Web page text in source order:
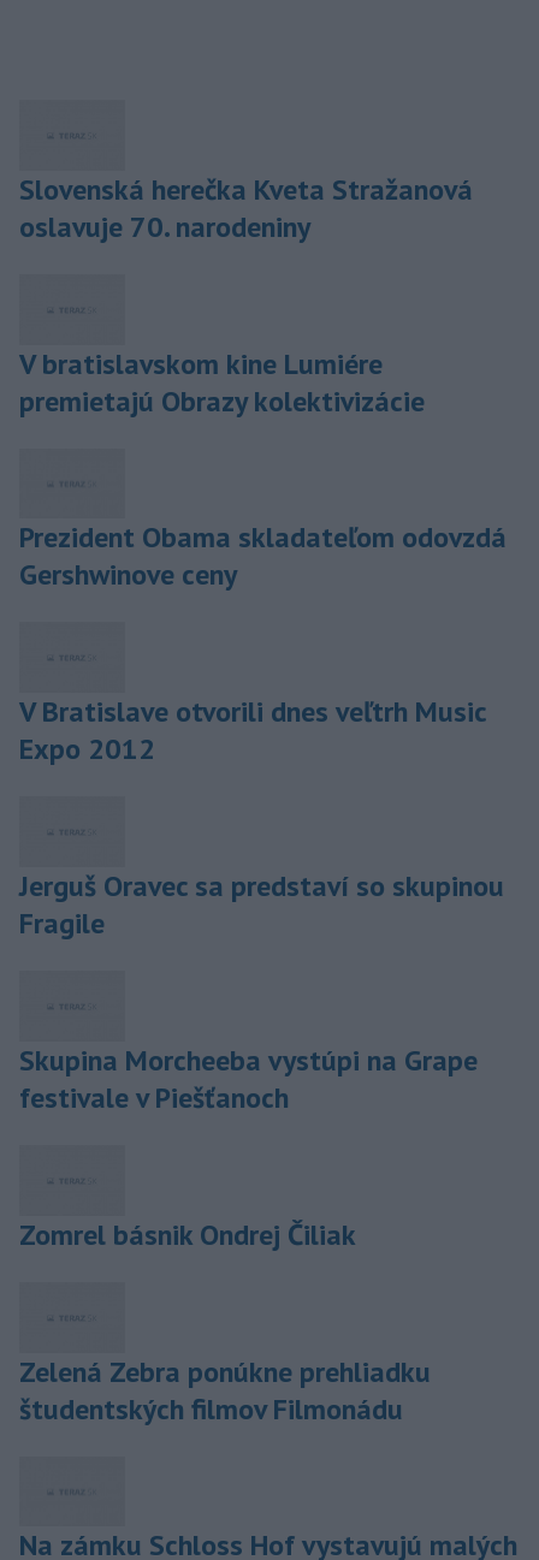
Slovenská herečka Kveta Stražanová
oslavuje 70. narodeniny
V bratislavskom kine Lumiére
premietajú Obrazy kolektivizácie
Prezident Obama skladateľom odovzdá
Gershwinove ceny
V Bratislave otvorili dnes veľtrh Music
Expo 2012
Jerguš Oravec sa predstaví so skupinou
Fragile
Skupina Morcheeba vystúpi na Grape
festivale v Piešťanoch
Zomrel básnik Ondrej Čiliak
Zelená Zebra ponúkne prehliadku
študentských filmov Filmonádu
Na zámku Schloss Hof vystavujú malých